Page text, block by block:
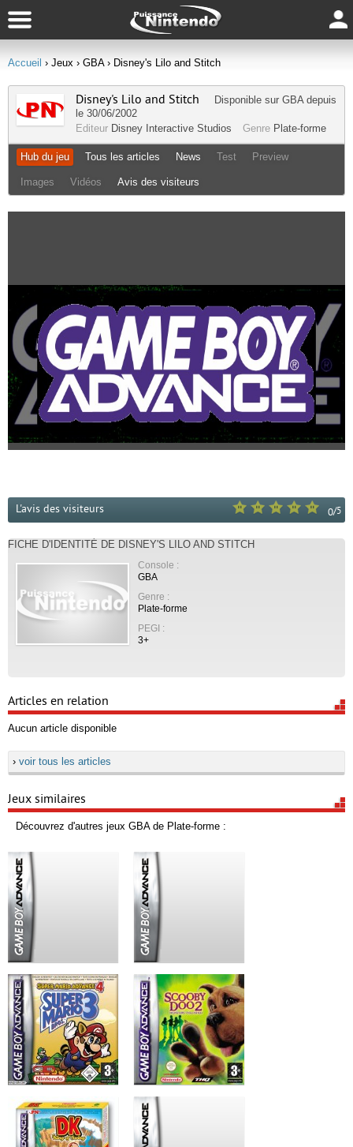
Accueil › Jeux › GBA› Disney's Lilo and Stitch
Disney's Lilo and Stitch Disponible sur GBAdepuis
le 30/06/2002
Editeur Disney Interactive Studios Genre Plate-forme
Hub du jeu Tous les articles News Test Preview
Images Vidéos Avis des visiteurs
0/5
L'avis des visiteurs
FICHE D'IDENTITÉ DE DISNEY'S LILO AND STITCH
Console :
GBA
Genre :
Plate-forme
PEGI :
3+
Articles en relation
Aucun article disponible
› voir tous les articles
Jeux similaires
Découvrez d'autres jeux GBA de Plate-forme :